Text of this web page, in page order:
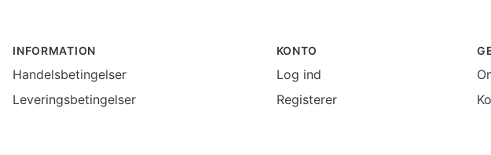
INFORMATION
Handelsbetingelser
Leveringsbetingelser
KONTO
Log ind
Registerer